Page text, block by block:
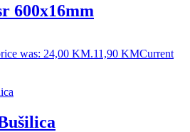
600x16mm
was: 24,00 KM.11,90 KMCurrent